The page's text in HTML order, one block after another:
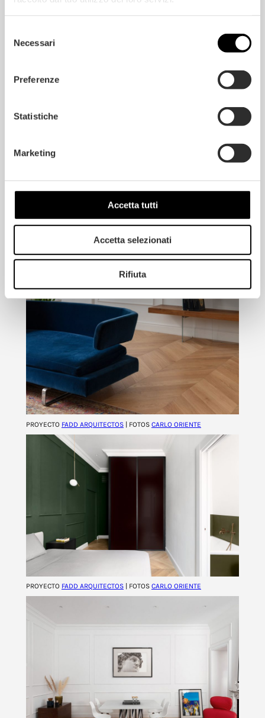
delNecessari
Preferenze
Statistiche
Marketing
Accetta tutti
Accetta selezionati
Rifiuta
PROYECTOFADD ARQUITECTOS| FOTOSCARLO ORIENTE
PROYECTO FADD ARQUITECTOS | FOTOS CARLO ORIENTE
PROYECTO FADD ARQUITECTOS | FOTOS CARLO ORIENTE